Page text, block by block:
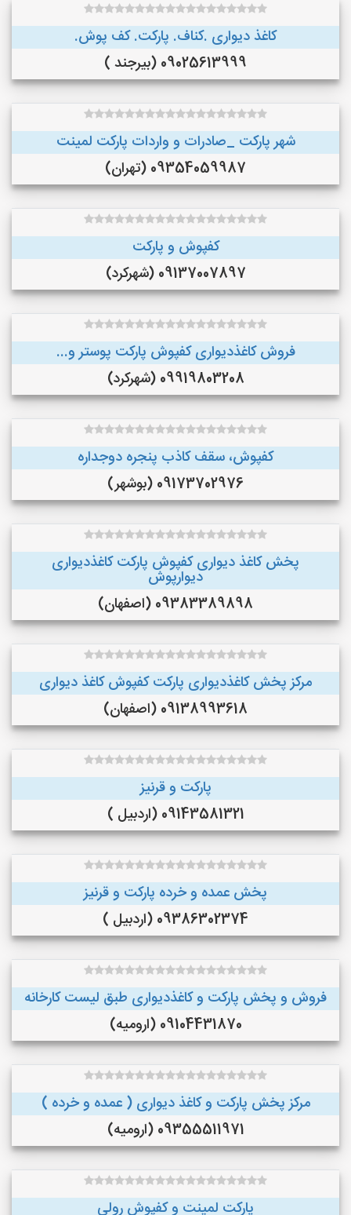
کاغذ دیواری .کناف. پارکت. کف پوش.
09025613999 (بیرجند )
شهر پارکت _صادرات و واردات پارکت لمینت
09354059987 (تهران)
کفپوش و پارکت
09137007897 (شهرکرد)
فروش کاغذدیواری کفپوش پارکت پوستر و...
09919803208 (شهرکرد)
کفپوش، سقف کاذب پنجره دوجداره
09173702976 (بوشهر)
پخش کاغذ دیواری کفپوش پارکت کاغذدیواری
دیوارپوش
09383389898 (اصفهان)
مرکز پخش کاغذدیواری پارکت کفپوش کاغذ دیواری
09138993618 (اصفهان)
پارکت و قرنیز
09143581321 (اردبیل )
پخش عمده و خرده پارکت و قرنیز
09386302374 (اردبیل )
فروش و پخش پارکت و کاغذدیواری طبق لیست کارخانه
09104431870 (ارومیه)
مرکز پخش پارکت و کاغذ دیواری ( عمده و خرده )
09355511971 (ارومیه)
پارکت لمینت و کفپوش رولی